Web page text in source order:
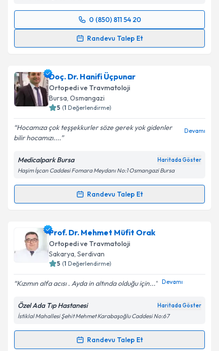
0 (850) 811 54 20
Randevu Talep Et
Randevu Takvimi Talebi
takvim hazırlandığında e-posta ile bilgilendireceğiz.
E-posta Adresiniz
kapsamda işlenmesini kabul ediyorum.
Takvim Talebini Gönder
Doç. Dr. Hanifi Üçpunar
Ortopedi ve Travmatoloji
Bursa, Osmangazi
5 (1 Değerlendirme)
Hocamıza çok teşşekkurler söze gerek yok gidenler
bilir hocamızı....
Devamı
Medicalpark Bursa Haritada Göster
Haşim İşcan Caddesi Fomara Meydanı No:1 Osmangazi Bursa
Randevu Talep Et
Randevu Takvimi Talebi
Doç. Dr. Hanifi Üçpunar için randevu takvimi talebi
oluşturun. Size bu uzmandan randevu almanız için bir
takvim hazırlandığında e-posta ile bilgilendireceğiz.
Kişisel verilerimin işlenmesine ilişkinAydınlatma
Metni'ni okudum ve kişisel verilerimin belirtilen
kapsamda işlenmesini kabul ediyorum.
Prof. Dr. Mehmet Müfit Orak
Ortopedi ve Travmatoloji
Sakarya, Serdivan
5 (1 Değerlendirme)
Kızımın alfa acısı . Ayda in altında olduğu için... Devamı
Özel Ada Tıp Hastanesi Haritada Göster
İstiklal Mahallesi Şehit Mehmet Karabaşoğlu Caddesi No:67
Randevu Talep Et
Randevu Takvimi Talebi